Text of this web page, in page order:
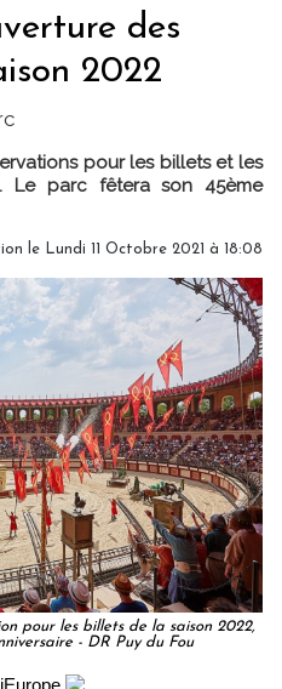
des
2022
pour les billets et les
Le parc fêtera son 45ème
le Lundi 11 Octobre 2021 à 18:08
pour les billets de la saison 2022,
- DR Puy du Fou